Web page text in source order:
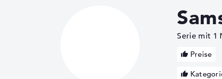
Serie mit 1
Preise